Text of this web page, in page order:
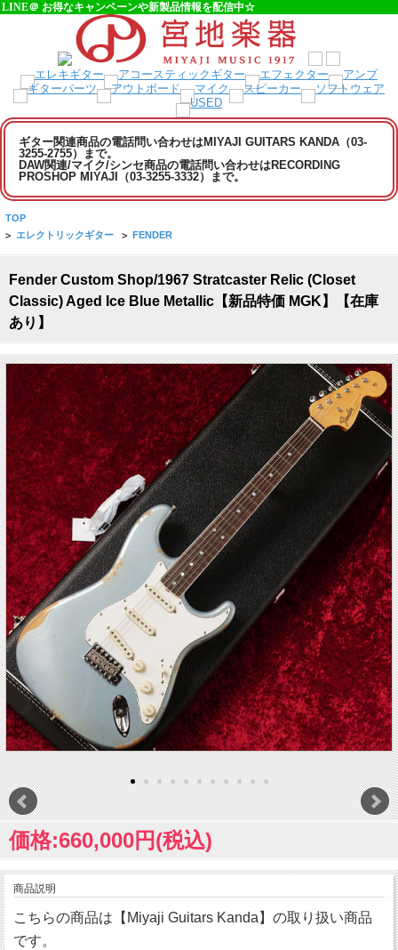
LINE＠ お得なキャンペーンや新製品情報を配信中☆
ギター関連商品の電話問い合わせはMIYAJI GUITARS KANDA（03-
3255-2755）まで。
DAW関連/マイク/シンセ商品の電話問い合わせはRECORDING
PROSHOP MIYAJI（03-3255-3332）まで。
TOP
> エレクトリックギター > FENDER
Fender Custom Shop/1967 Stratcaster Relic (Closet
Classic) Aged Ice Blue Metallic【新品特価 MGK】【在庫
あり】
価格:660,000円(税込)
商品説明
こちらの商品は【Miyaji Guitars Kanda】の取り扱い商品
です。